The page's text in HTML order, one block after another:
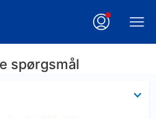
spørgsmål